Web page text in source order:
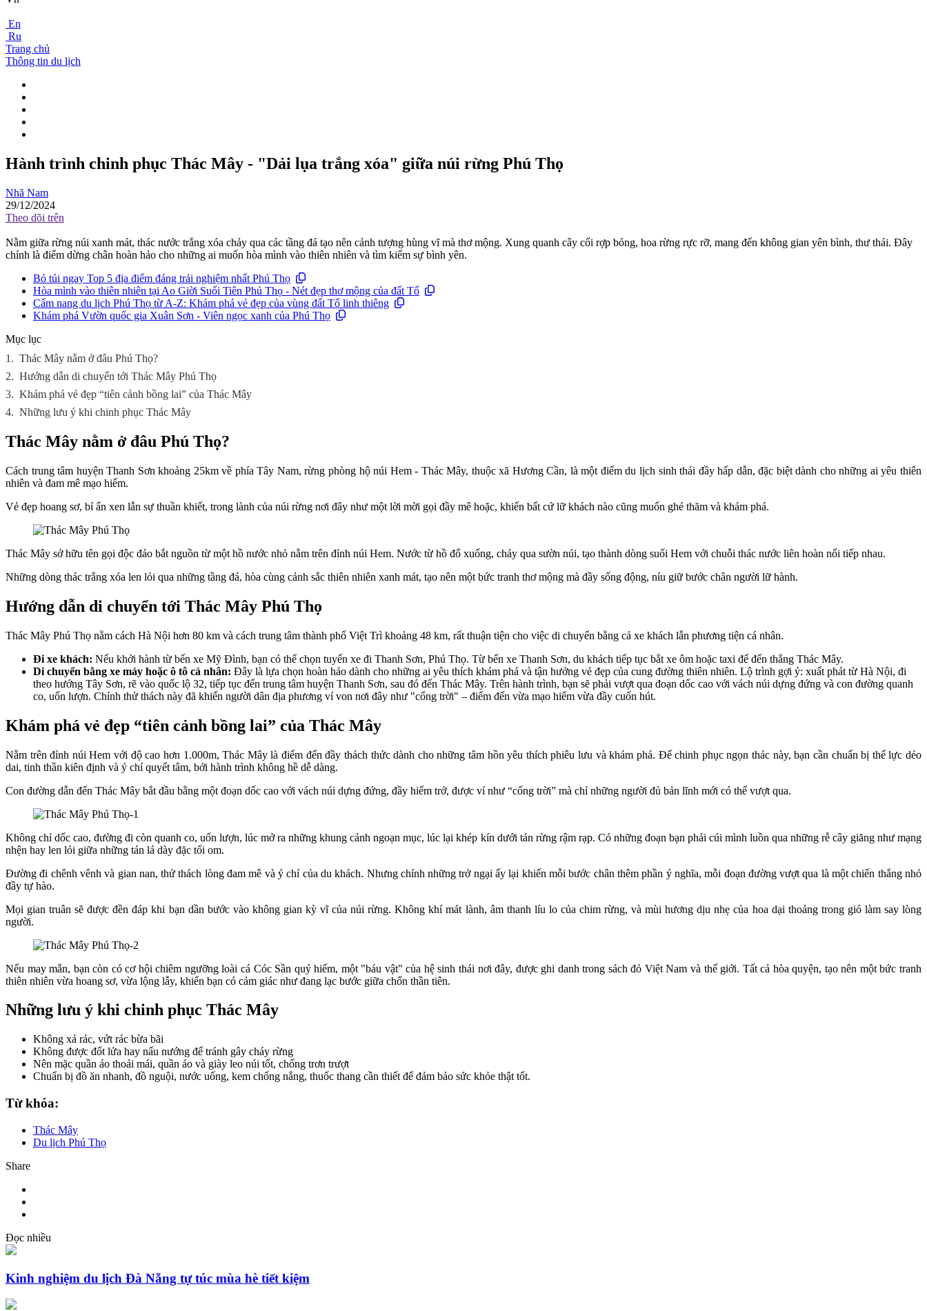
En
Ru
Trang chủ
Thông tin du lịch
Hành trình chinh phục Thác Mây - "Dải lụa trắng xóa" giữa núi rừng Phú Thọ
Nhã Nam
29/12/2024
Theo dõi trên
Nằm giữa rừng núi xanh mát, thác nước trắng xóa chảy qua các tầng đá tạo nên cảnh tượng hùng vĩ mà thơ mộng. Xung quanh cây cối rợp bóng, hoa rừng rực rỡ, mang đến không gian yên bình, thư thái. Đây
chính là điểm dừng chân hoàn hảo cho những ai muốn hòa mình vào thiên nhiên và tìm kiếm sự bình yên.
Bỏ túi ngay Top 5 địa điểm đáng trải nghiệm nhất Phú Thọ
Hòa mình vào thiên nhiên tại Ao Giời Suối Tiên Phú Thọ - Nét đẹp thơ mộng của đất Tổ
Cẩm nang du lịch Phú Thọ từ A-Z: Khám phá vẻ đẹp của vùng đất Tổ linh thiêng
Khám phá Vườn quốc gia Xuân Sơn - Viên ngọc xanh của Phú Thọ
Mục lục
1. Thác Mây nằm ở đâu Phú Thọ?
2. Hướng dẫn di chuyển tới Thác Mây Phú Thọ
3. Khám phá vẻ đẹp “tiên cảnh bồng lai” của Thác Mây
4. Những lưu ý khi chinh phục Thác Mây
Thác Mây nằm ở đâu Phú Thọ?
Cách trung tâm huyện Thanh Sơn khoảng 25km về phía Tây Nam, rừng phòng hộ núi Hem - Thác Mây, thuộc xã Hương Cần, là một điểm du lịch sinh thái đầy hấp dẫn, đặc biệt dành cho những ai yêu thiên
nhiên và đam mê mạo hiểm.
Vẻ đẹp hoang sơ, bí ẩn xen lẫn sự thuần khiết, trong lành của núi rừng nơi đây như một lời mời gọi đầy mê hoặc, khiến bất cứ lữ khách nào cũng muốn ghé thăm và khám phá.
Thác Mây sở hữu tên gọi độc đáo bắt nguồn từ một hồ nước nhỏ nằm trên đỉnh núi Hem. Nước từ hồ đổ xuống, chảy qua sườn núi, tạo thành dòng suối Hem với chuỗi thác nước liên hoàn nối tiếp nhau.
Những dòng thác trắng xóa len lỏi qua những tầng đá, hòa cùng cảnh sắc thiên nhiên xanh mát, tạo nên một bức tranh thơ mộng mà đầy sống động, níu giữ bước chân người lữ hành.
Hướng dẫn di chuyển tới Thác Mây Phú Thọ
Thác Mây Phú Thọ nằm cách Hà Nội hơn 80 km và cách trung tâm thành phố Việt Trì khoảng 48 km, rất thuận tiện cho việc di chuyển bằng cả xe khách lẫn phương tiện cá nhân.
Đi xe khách: Nếu khởi hành từ bến xe Mỹ Đình, bạn có thể chọn tuyến xe đi Thanh Sơn, Phú Thọ. Từ bến xe Thanh Sơn, du khách tiếp tục bắt xe ôm hoặc taxi để đến thẳng Thác Mây.
Di chuyển bằng xe máy hoặc ô tô cá nhân: Đây là lựa chọn hoàn hảo dành cho những ai yêu thích khám phá và tận hưởng vẻ đẹp của cung đường thiên nhiên. Lộ trình gợi ý: xuất phát từ Hà Nội, đi
theo hướng Tây Sơn, rẽ vào quốc lộ 32, tiếp tục đến trung tâm huyện Thanh Sơn, sau đó đến Thác Mây. Trên hành trình, bạn sẽ phải vượt qua đoạn dốc cao với vách núi dựng đứng và con đường quanh
co, uốn lượn. Chính thử thách này đã khiến người dân địa phương ví von nơi đây như "cổng trời" – điểm đến vừa mạo hiểm vừa đầy cuốn hút.
Khám phá vẻ đẹp “tiên cảnh bồng lai” của Thác Mây
Nằm trên đỉnh núi Hem với độ cao hơn 1.000m, Thác Mây là điểm đến đầy thách thức dành cho những tâm hồn yêu thích phiêu lưu và khám phá. Để chinh phục ngọn thác này, bạn cần chuẩn bị thể lực dẻo
dai, tinh thần kiên định và ý chí quyết tâm, bởi hành trình không hề dễ dàng.
Con đường dẫn đến Thác Mây bắt đầu bằng một đoạn dốc cao với vách núi dựng đứng, đầy hiểm trở, được ví như “cổng trời” mà chỉ những người đủ bản lĩnh mới có thể vượt qua.
Không chỉ dốc cao, đường đi còn quanh co, uốn lượn, lúc mở ra những khung cảnh ngoạn mục, lúc lại khép kín dưới tán rừng rậm rạp. Có những đoạn bạn phải cúi mình luồn qua những rễ cây giăng như mạng
nhện hay len lỏi giữa những tán lá dày đặc tối om.
Đường đi chênh vênh và gian nan, thử thách lòng đam mê và ý chí của du khách. Nhưng chính những trở ngại ấy lại khiến mỗi bước chân thêm phần ý nghĩa, mỗi đoạn đường vượt qua là một chiến thắng nhỏ
đầy tự hào.
Mọi gian truân sẽ được đền đáp khi bạn dần bước vào không gian kỳ vĩ của núi rừng. Không khí mát lành, âm thanh líu lo của chim rừng, và mùi hương dịu nhẹ của hoa dại thoảng trong gió làm say lòng
người.
Nếu may mắn, bạn còn có cơ hội chiêm ngưỡng loài cá Cóc Sần quý hiếm, một "báu vật" của hệ sinh thái nơi đây, được ghi danh trong sách đỏ Việt Nam và thế giới. Tất cả hòa quyện, tạo nên một bức tranh
thiên nhiên vừa hoang sơ, vừa lộng lẫy, khiến bạn có cảm giác như đang lạc bước giữa chốn thần tiên.
Những lưu ý khi chinh phục Thác Mây
Không xả rác, vứt rác bừa bãi
Không được đốt lửa hay nấu nướng để tránh gây cháy rừng
Nên mặc quần áo thoải mái, quần áo và giày leo núi tốt, chống trơn trượt
Chuẩn bị đồ ăn nhanh, đồ nguội, nước uống, kem chống nắng, thuốc thang cần thiết để đảm bảo sức khỏe thật tốt.
Từ khóa:
Thác Mây
Du lịch Phú Thọ
Share
Đọc nhiều
Kinh nghiệm du lịch Đà Nẵng tự túc mùa hè tiết kiệm